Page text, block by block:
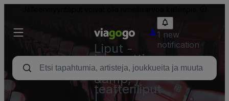
Liput -
konsertti,
urheilu
&amp;
teatteriliput
1 new
notification